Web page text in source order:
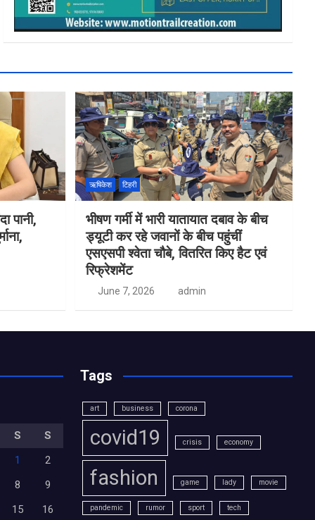
पानी,
ऋषिकेश टिहरी
भीषण गर्मी में भारी यातायात दबाव के बीच
ड्यूटी कर रहे जवानों के बीच पहुंचीं
एसएसपी श्वेता चौबे, वितरित किए हैट एवं
रिफ्रेशमेंट
June 7, 2026 admin
S
S
1
2
8
9
15
16
Tags
art business corona
covid19 crisis economy
fashion game lady movie
pandemic rumor sport tech